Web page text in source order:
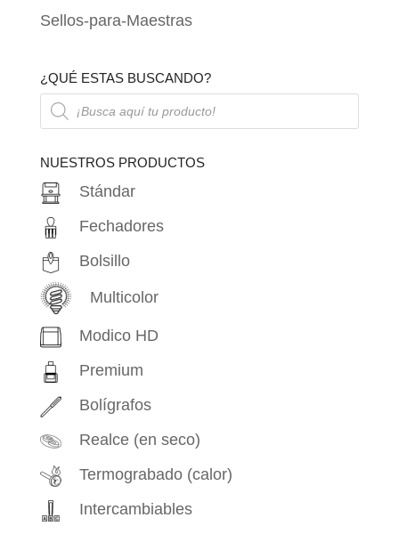
Sellos-para-Maestras
¿QUÉ ESTAS BUSCANDO?
Búsqueda
de
productos
NUESTROS PRODUCTOS
Stándar
Fechadores
Bolsillo
Multicolor
Modico HD
Premium
Bolígrafos
Realce (en seco)
Termograbado (calor)
Intercambiables